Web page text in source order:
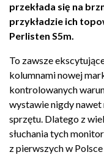
przekłada się na
przykładzie ich
Perlisten S5m.
To zawsze
kolumnami nowej
kontrolowanych
wystawie nigdy nawet
sprzętu. Dlatego z
słuchania tych
z pierwszych w